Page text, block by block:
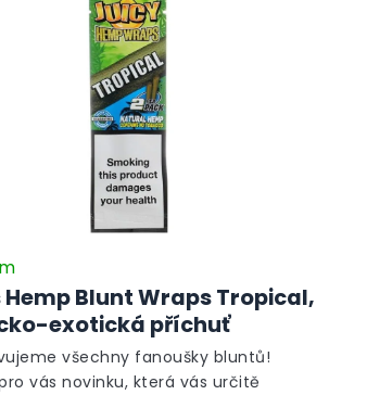
Blunt Wraps Tropical,
exotická příchuť
všechny fanoušky bluntů!
vás novinku, která vás určitě